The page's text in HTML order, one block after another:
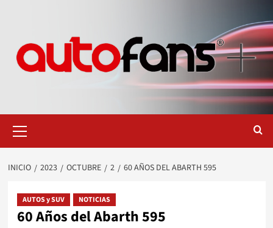
primario
INICIO 2023 OCTUBRE 2 60 AÑOS DEL ABARTH 595
AUTOS y SUV NOTICIAS
60 Años del Abarth 595